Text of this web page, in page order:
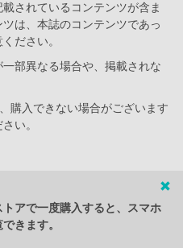
されているコンテンツが含ま
は、本誌のコンテンツであっ
ださい。
部異なる場合や、掲載されな
購入できない場合がございます
い。
アで一度購入すると、スマホ
きます。